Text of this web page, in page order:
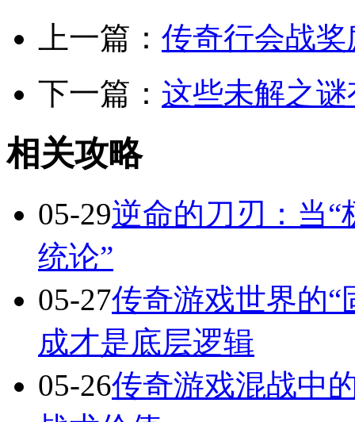
上一篇： 传奇行会战
下一篇： 这些未解之
相关攻略
05-29逆命的刀刃：当“
统论”
05-27传奇游戏世界的“
成才是底层逻辑
05-26传奇游戏混战中